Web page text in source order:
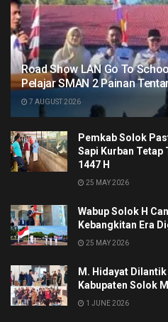
Road Show LAN Go To
Pelajar SMAN 2 Painan
7 AUGUST 2026
Pemkab Solok
Sapi Kurban
1447 H
25 MAY 2026
Wabup Solok H
Kebangkitan Era
25 MAY 2026
M. Hidayat
Kabupaten Solok
1 JUNE 2026